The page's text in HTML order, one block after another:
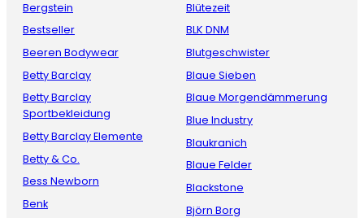
Bergstein
Bestseller
Beeren Bodywear
Betty Barclay
Betty Barclay
Sportbekleidung
Betty Barclay Elemente
Betty & Co.
Bess Newborn
Benk
Blütezeit
BLK DNM
Blutgeschwister
Blaue Sieben
Blaue Morgendämmerung
Blue Industry
Blaukranich
Blaue Felder
Blackstone
Björn Borg